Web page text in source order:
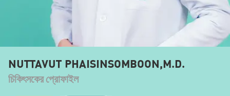
NUTTAVUT PHAISINSOMBOON,M.D.
চিকিৎসকের প্রোফাইল